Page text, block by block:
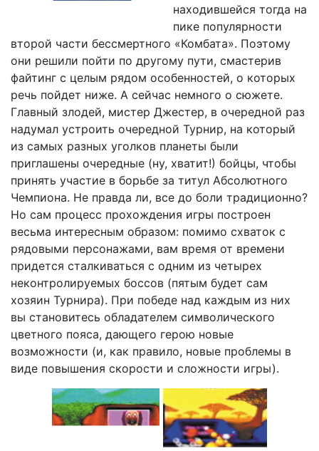
находившейся тогда на
пике популярности
второй части бессмертного «Комбата». Поэтому
они решили пойти по другому пути, смастерив
файтинг с целым рядом особенностей, о которых
речь пойдет ниже. А сейчас немного о сюжете.
Главный злодей, мистер Джестер, в очередной раз
надумал устроить очередной Турнир, на который
из самых разных уголков планеты были
приглашены очередные (ну, хватит!) бойцы, чтобы
принять участие в борьбе за титул Абсолютного
Чемпиона. Не правда ли, все до боли традиционно?
Но сам процесс прохождения игры построен
весьма интересным образом: помимо схваток с
рядовыми персонажами, вам время от времени
придется сталкиваться с одним из четырех
неконтролируемых боссов (пятым будет сам
хозяин Турнира). При победе над каждым из них
вы становитесь обладателем символического
цветного пояса, дающего герою новые
возможности (и, как правило, новые проблемы в
виде повышения скорости и сложности игры).